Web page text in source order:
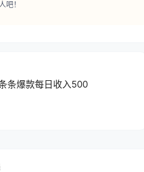
吧！
条爆款每日收入500